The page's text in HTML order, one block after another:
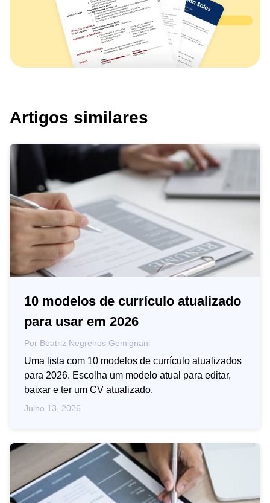
Artigos similares
10 modelos de currículo atualizado
para usar em 2026
Por Beatriz Negreiros Gemignani
Uma lista com 10 modelos de currículo atualizados
para 2026. Escolha um modelo atual para editar,
baixar e ter um CV atualizado.
Julho 13, 2026